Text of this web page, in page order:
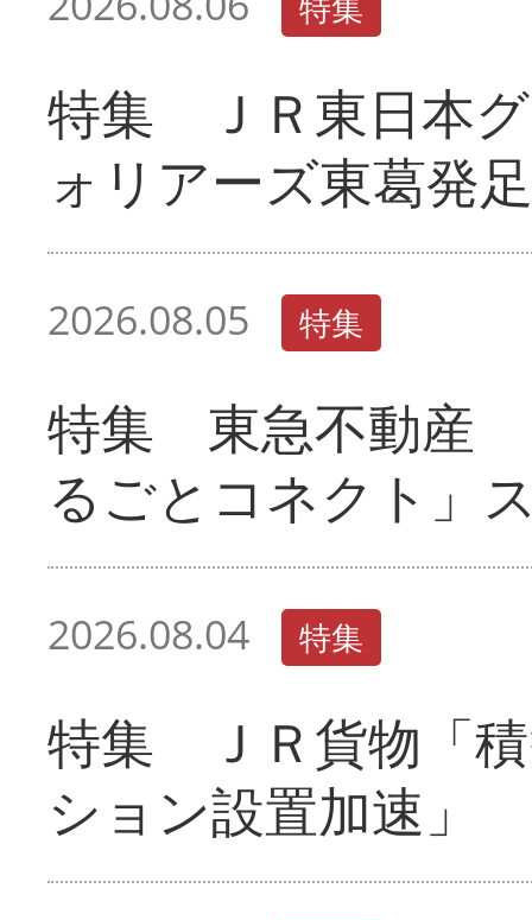
特集 ＪＲ東日本
ォリアーズ東葛発足
2026.08.05 特集
特集 東急不動産
るごとコネクト」
2026.08.04 特集
特集 ＪＲ貨物「
ション設置加速」